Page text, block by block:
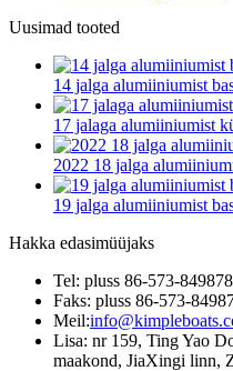
Uusimad tooted
14 jalga alumiiniumist
17 jalaga alumiiniumist
2022 18 jalga
19 jalga alumiiniumist
Hakka edasimüüjaks
Tel: pluss 86-573-
Faks: pluss 86-573-
Meil:
Lisa: nr 159, Ting Yao
maakond, JiaXingi linn,